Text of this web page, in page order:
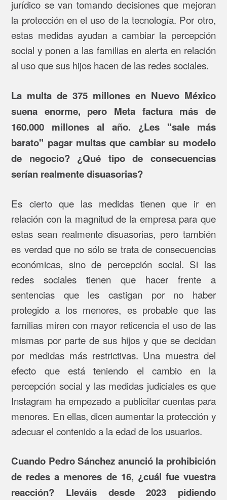
jurídico se van tomando decisiones que mejoran
la protección en el uso de la tecnología. Por otro,
estas medidas ayudan a cambiar la percepción
social y ponen a las familias en alerta en relación
al uso que sus hijos hacen de las redes sociales.
La multa de 375 millones en Nuevo México
suena enorme, pero Meta factura más de
160.000 millones al año. ¿Les "sale más
barato" pagar multas que cambiar su modelo
de negocio? ¿Qué tipo de consecuencias
serían realmente disuasorias?
Es cierto que las medidas tienen que ir en
relación con la magnitud de la empresa para que
estas sean realmente disuasorias, pero también
es verdad que no sólo se trata de consecuencias
económicas, sino de percepción social. Si las
redes sociales tienen que hacer frente a
sentencias que les castigan por no haber
protegido a los menores, es probable que las
familias miren con mayor reticencia el uso de las
mismas por parte de sus hijos y que se decidan
por medidas más restrictivas. Una muestra del
efecto que está teniendo el cambio en la
percepción social y las medidas judiciales es que
Instagram ha empezado a publicitar cuentas para
menores. En ellas, dicen aumentar la protección y
adecuar el contenido a la edad de los usuarios.
Cuando Pedro Sánchez anunció la prohibición
de redes a menores de 16, ¿cuál fue vuestra
reacción? Lleváis desde 2023 pidiendo